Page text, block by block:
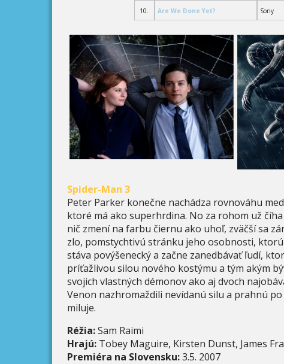
10. Are We Done Yet? Sony
Spider-Man 3
Peter Parker konečne nachádza rovnováhu
ktoré má ako superhrdina. No za rohom už
nič zmení na farbu čiernu ako uhoľ, zväčší sa
zlo, pomstychtivú stránku jeho osobnosti,
stáva povýšenecký a začne zanedbávať ľudí,
príťažlivou silou nového kostýmu a tým akým
svojich vlastných démonov ako aj dvoch
Venon nazhromaždili nevídanú silu a prahnú
miluje.
Réžia:Sam Raimi
Hrajú: Tobey Maguire, Kirsten Dunst, James
Premiéra na Slovensku:3.5. 2007